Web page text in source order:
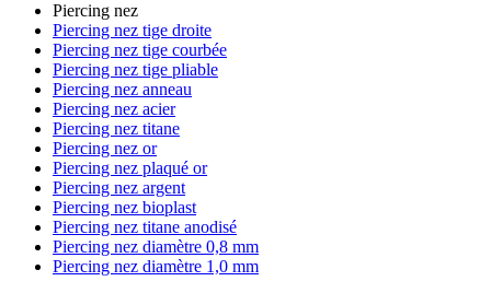
Piercing nez
Piercing nez tige droite
Piercing nez tige courbée
Piercing nez tige pliable
Piercing nez anneau
Piercing nez acier
Piercing nez titane
Piercing nez or
Piercing nez plaqué or
Piercing nez argent
Piercing nez bioplast
Piercing nez titane anodisé
Piercing nez diamètre 0,8 mm
Piercing nez diamètre 1,0 mm